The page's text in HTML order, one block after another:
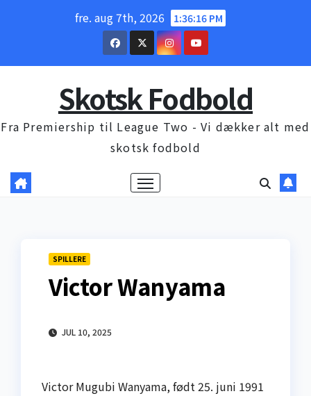
fre. aug 7th, 2026 1:36:17 PM
Skotsk Fodbold
Fra Premiership til League Two - Vi dækker alt med
skotsk fodbold
SPILLERE
Victor Wanyama
JUL 10, 2025
Victor Mugubi Wanyama, født 25. juni 1991